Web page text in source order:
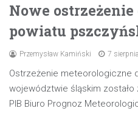
Nowe
powiatu
Przemysław Kamiński 7
Ostrzeżenie meteorologiczne
województwie śląskim zostało
PIB Biuro Prognoz